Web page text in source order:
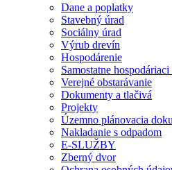
Dane a poplatky
Stavebný úrad
Sociálny úrad
Výrub drevín
Hospodárenie
Samostatne
Verejné obstarávanie
Dokumenty a tlačivá
Projekty
Územno plánovacia
Nakladanie s odpadom
E-SLUŽBY
Zberný dvor